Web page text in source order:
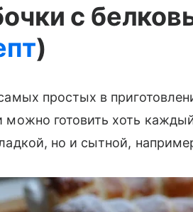
с
)
простых в
можно готовить хоть
но и сытной,